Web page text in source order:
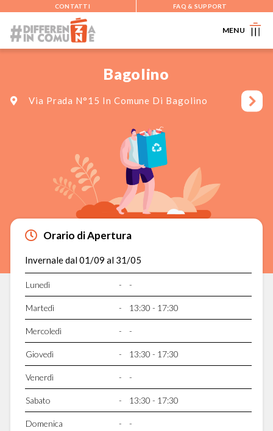
CONTATTI FAQ & SUPPORT
MENU
Bagolino
Via Prada N°15 In Comune Di Bagolino
Orario di Apertura
Invernale dal 01/09 al 31/05
Lunedì - -
Martedì - 13:30 - 17:30
Mercoledì - -
Giovedì - 13:30 - 17:30
Venerdì - -
Sabato - 13:30 - 17:30
Domenica - -